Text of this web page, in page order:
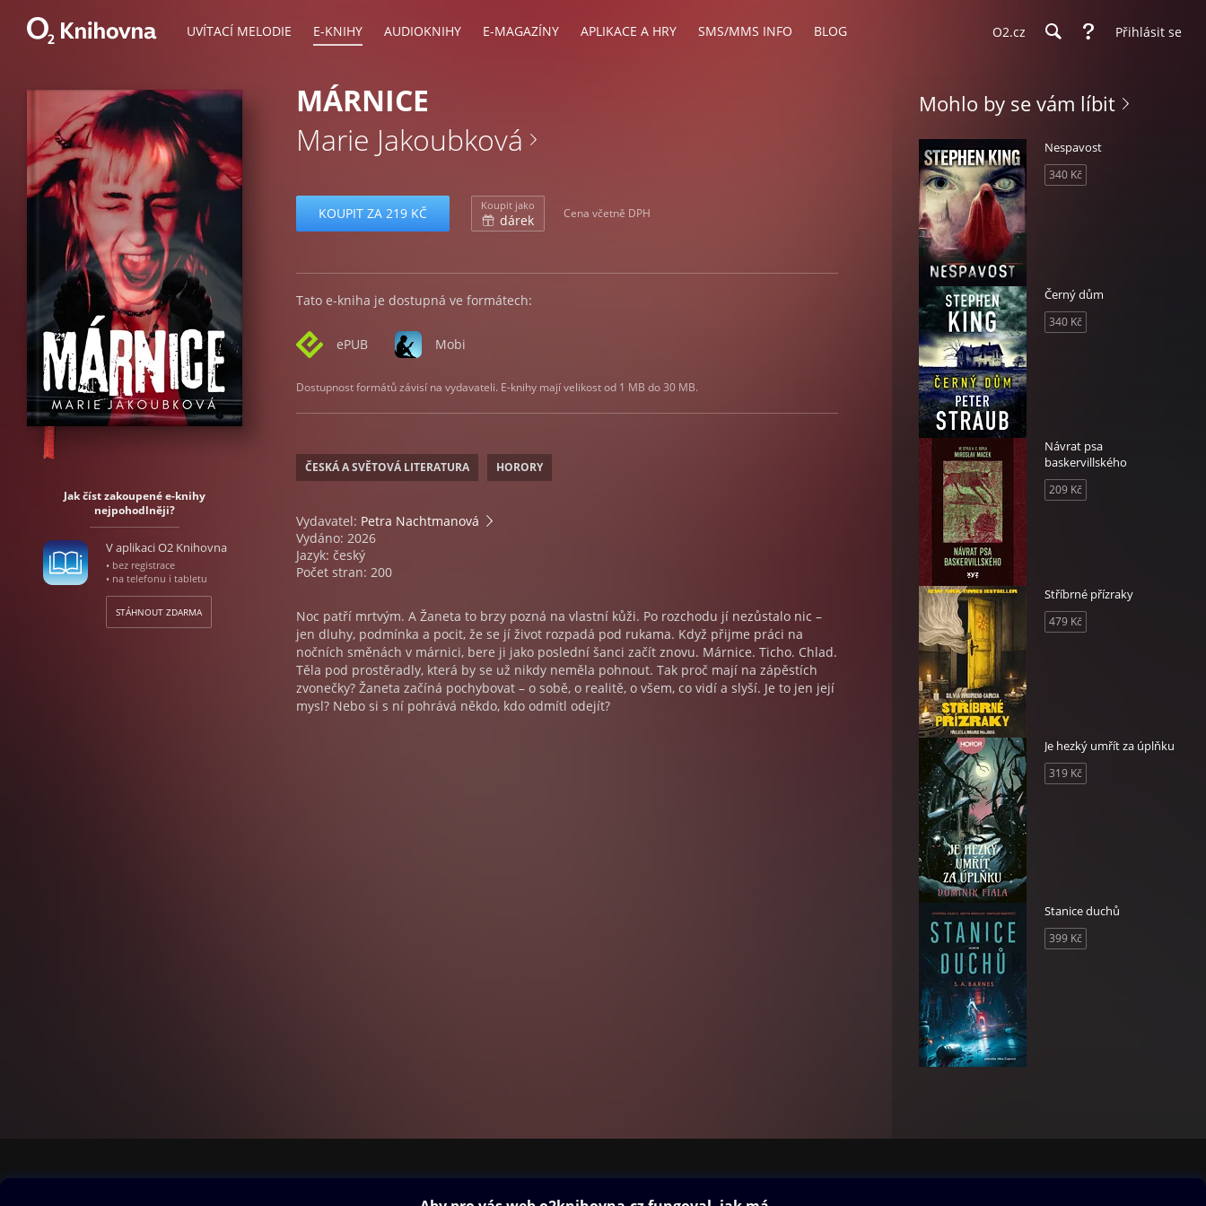
UVÍTACÍ MELODIE E-KNIHY AUDIOKNIHY E-MAGAZÍNY APLIKACE A HRY SMS/MMS INFO BLOG O2.cz Přihlásit se
Jak číst zakoupené e-knihy
nejpohodlněji?
V aplikaci O2 Knihovna
• bez registrace
• na telefonu i tabletu
STÁHNOUT ZDARMA
MÁRNICE
Marie Jakoubková
KOUPIT ZA 219 KČ Koupit jako
dárek Cena včetně DPH
Tato e-kniha je dostupná ve formátech:
ePUB Mobi
Dostupnost formátů závisí na vydavateli. E-knihy mají velikost od 1 MB do 30 MB.
ČESKÁ A SVĚTOVÁ LITERATURA HORORY
Vydavatel: Petra Nachtmanová
Vydáno: 2026
Jazyk: český
Počet stran: 200
Noc patří mrtvým. A Žaneta to brzy pozná na vlastní kůži. Po rozchodu jí nezůstalo nic –
jen dluhy, podmínka a pocit, že se jí život rozpadá pod rukama. Když přijme práci na
nočních směnách v márnici, bere ji jako poslední šanci začít znovu. Márnice. Ticho. Chlad.
Těla pod prostěradly, která by se už nikdy neměla pohnout. Tak proč mají na zápěstích
zvonečky? Žaneta začíná pochybovat – o sobě, o realitě, o všem, co vidí a slyší. Je to jen její
mysl? Nebo si s ní pohrává někdo, kdo odmítl odejít?
Mohlo by se vám líbit
Nespavost
340 Kč
Černý dům
340 Kč
Návrat psa
baskervillského
209 Kč
Stříbrné přízraky
479 Kč
Je hezký umřít za úplňku
319 Kč
Stanice duchů
399 Kč